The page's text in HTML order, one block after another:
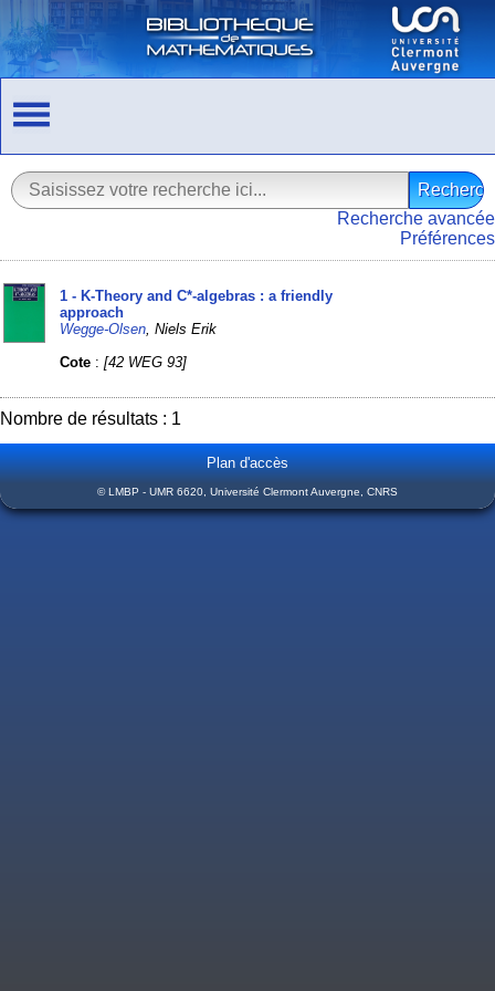
Recherche avancée
Préférences
1 - K-Theory and C*-algebras : a friendly
approach
Wegge-Olsen , Niels Erik
Cote :[42 WEG 93]
Nombre de résultats : 1
Plan d'accès
© LMBP - UMR 6620, Université Clermont Auvergne, CNRS